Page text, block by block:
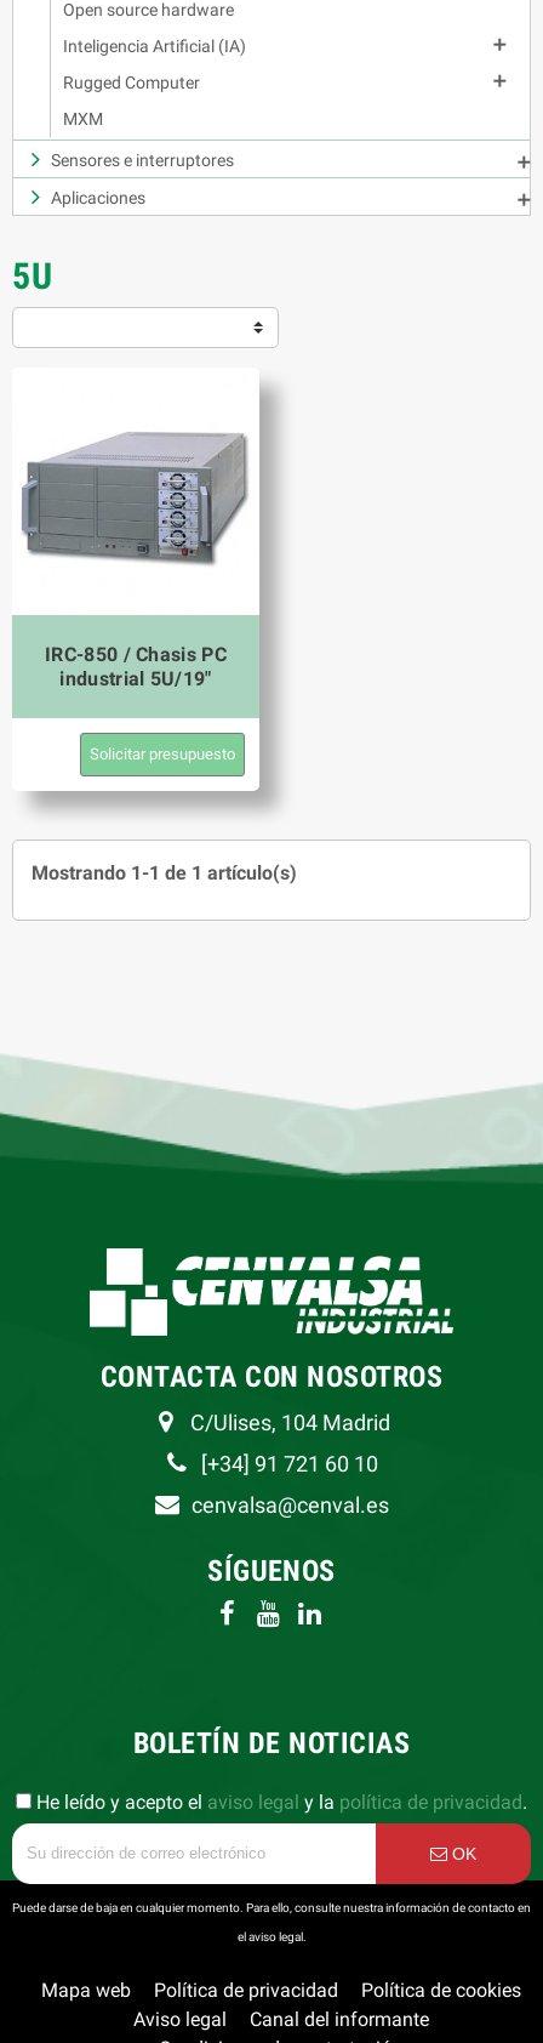
Open source hardware
Inteligencia Artificial (IA)

Rugged Computer

MXM
Sensores e interruptores

Aplicaciones

5U
IRC-850 / Chasis PC
industrial 5U/19"
Solicitar presupuesto
Mostrando 1-1 de 1 artículo(s)
CONTACTA CON NOSOTROS
C/Ulises, 104 Madrid
[+34] 91 721 60 10
cenvalsa@cenval.es
SÍGUENOS
BOLETÍN DE NOTICIAS
He leído y acepto el aviso legal y la política de privacidad.
OK
Puede darse de baja en cualquier momento. Para ello, consulte nuestra información de contacto en
el aviso legal.
Mapa web Política de privacidad
Política de cookies
Aviso legal
Canal del informante